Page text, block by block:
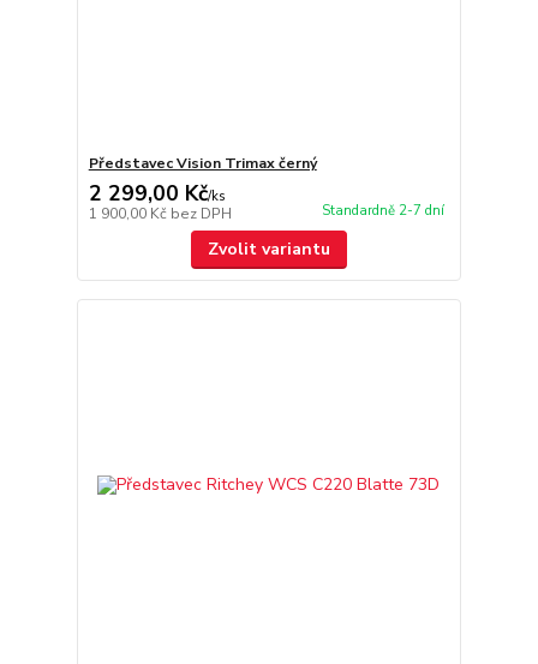
Představec Vision Trimax černý
2 299,00 Kč/ks
1 900,00 Kč bez DPH Standardně 2-7 dní
Zvolit variantu